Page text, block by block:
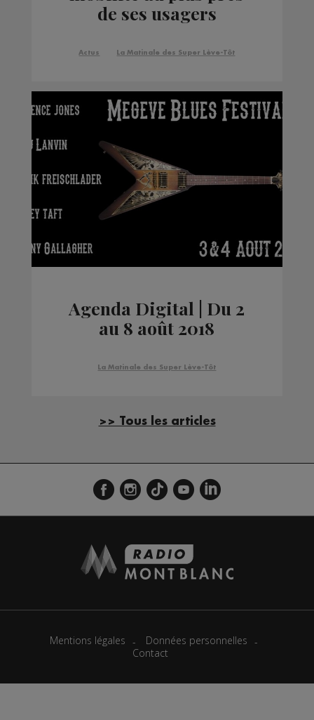
de ses usagers
Actus La Matinale des Super Lève-Tôt
Agenda Digital | Du 2
au 8 août 2018
La Matinale des Super Lève-Tôt
>> Tous les articles
Mentions légales
Données personnelles
Contact